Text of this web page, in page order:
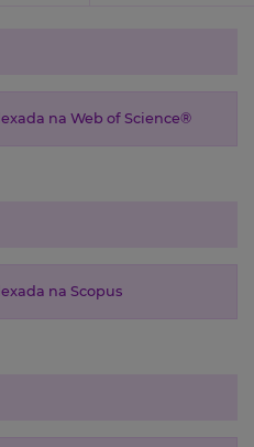
na Web of Science®
na Scopus